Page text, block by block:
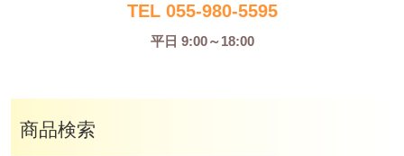
TEL 055-980-5595
平日 9:00～18:00
商品検索